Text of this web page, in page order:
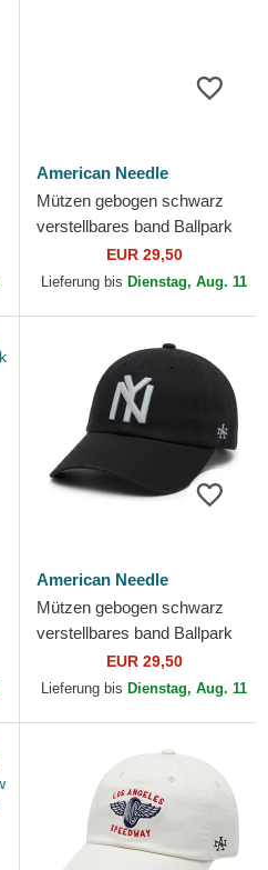
American Needle
Mützen gebogen schwarz
verstellbares band Ballpark
von American Needle
EUR 29,50
Lieferung bis Dienstag, Aug. 11
American Needle
Mützen gebogen schwarz
verstellbares band Ballpark
der New York Black Yankees
MLB von American...
EUR 29,50
Lieferung bis Dienstag, Aug. 11